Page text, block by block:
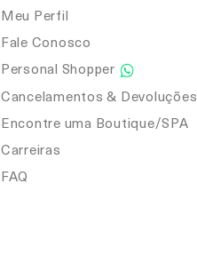
Meu Perfil
Fale Conosco
Personal Shopper
Cancelamentos & Devoluções
Encontre uma Boutique/SPA
Carreiras
FAQ